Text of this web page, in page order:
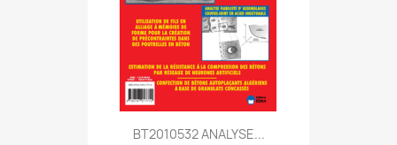
BT2010532 ANALYSE...